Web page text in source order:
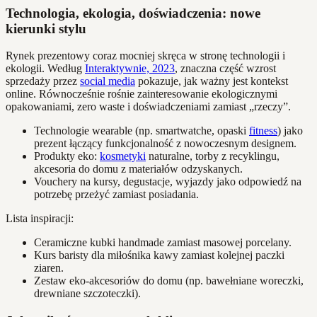
Technologia, ekologia, doświadczenia: nowe
kierunki stylu
Rynek prezentowy coraz mocniej skręca w stronę technologii i
ekologii. Według Interaktywnie, 2023, znaczna część wzrost
sprzedaży przez social media pokazuje, jak ważny jest kontekst
online. Równocześnie rośnie zainteresowanie ekologicznymi
opakowaniami, zero waste i doświadczeniami zamiast „rzeczy”.
Technologie wearable (np. smartwatche, opaski fitness) jako
prezent łączący funkcjonalność z nowoczesnym designem.
Produkty eko: kosmetyki naturalne, torby z recyklingu,
akcesoria do domu z materiałów odzyskanych.
Vouchery na kursy, degustacje, wyjazdy jako odpowiedź na
potrzebę przeżyć zamiast posiadania.
Lista inspiracji:
Ceramiczne kubki handmade zamiast masowej porcelany.
Kurs baristy dla miłośnika kawy zamiast kolejnej paczki
ziaren.
Zestaw eko-akcesoriów do domu (np. bawełniane woreczki,
drewniane szczoteczki).